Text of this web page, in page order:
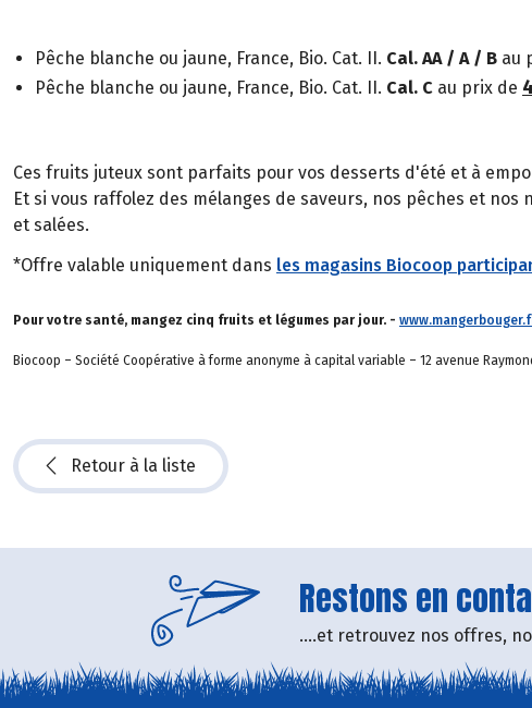
Pêche blanche ou jaune, France, Bio. Cat. II. Cal. AA / A / B au
Pêche blanche ou jaune, France, Bio. Cat. II. Cal. C au prix de
Ces fruits juteux sont parfaits pour vos desserts d'été et à
Et si vous raffolez des mélanges de saveurs, nos pêches et
et salées.
*Offre valable uniquement dans les magasins Biocoop
Pour votre santé, mangez cinq fruits et légumes par jour. -
Biocoop – Société Coopérative à forme anonyme à capital variable – 12 avenue Raymond
Retour à la liste
Restons en
....et retrouvez nos offres,